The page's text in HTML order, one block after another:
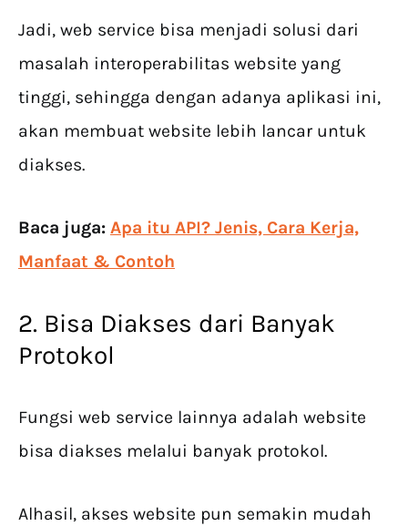
Jadi, web service bisa menjadi solusi dari
masalah interoperabilitas website yang
tinggi, sehingga dengan adanya aplikasi ini,
akan membuat website lebih lancar untuk
diakses.
Baca juga: Apa itu API? Jenis, Cara Kerja,
Manfaat & Contoh
2. Bisa Diakses dari Banyak
Protokol
Fungsi web service lainnya adalah website
bisa diakses melalui banyak protokol.
Alhasil, akses website pun semakin mudah